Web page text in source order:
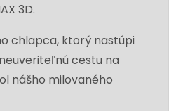
3D.
chlapca, ktorý nastúpi
cestu na
nášho milovaného